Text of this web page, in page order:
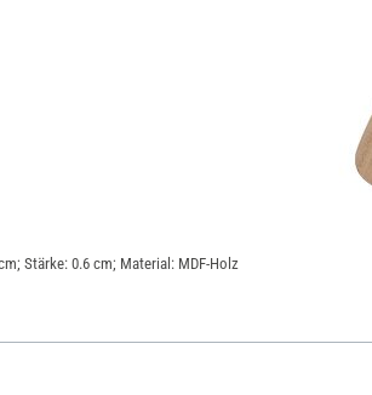
Stärke: 0.6 cm; Material: MDF-Holz